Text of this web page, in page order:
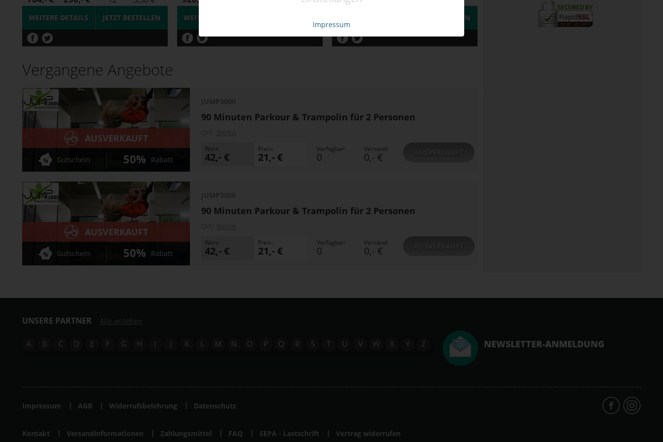
Impressum
WEITERE DETAILS JETZT BESTELLEN WEITERE DETAILS BESTELLEN
Vergangene Angebote
90 Minuten Parkour & Trampolin für 2 Personen
AUSVERKAUFT
Gutschein 50% Rabatt
Wert:
42,- €
Preis:
21,- €
Verfügbar:
0
Versand:
0,- €
90 Minuten Parkour & Trampolin für 2 Personen
AUSVERKAUFT
Gutschein 50% Rabatt
Wert:
42,- €
Preis:
21,- €
Verfügbar:
0
Versand:
0,- €
UNSERE PARTNER Alle ansehen
A B C D E F G H I J K L M N O P Q R S T U V W X Y Z NEWSLETTER-ANMELDUNG
Impressum AGB Widerrufsbelehrung Datenschutz
Kontakt Versandinformationen Zahlungsmittel FAQ SEPA - Lastschrift Vertrag widerrufen